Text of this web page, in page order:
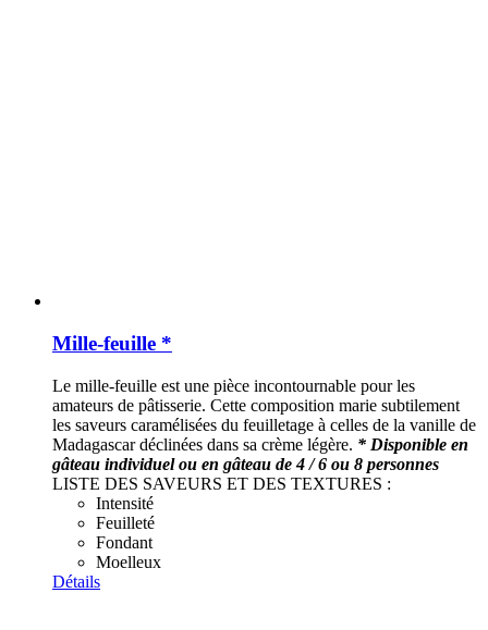
Mille-feuille *
Le mille-feuille est une pièce incontournable pour les
amateurs de pâtisserie. Cette composition marie subtilement
les saveurs caramélisées du feuilletage à celles de la vanille de
Madagascar déclinées dans sa crème légère. * Disponible en
gâteau individuel ou en gâteau de 4 / 6 ou 8 personnes
LISTE DES SAVEURS ET DES TEXTURES :
Intensité
Feuilleté
Fondant
Moelleux
Détails